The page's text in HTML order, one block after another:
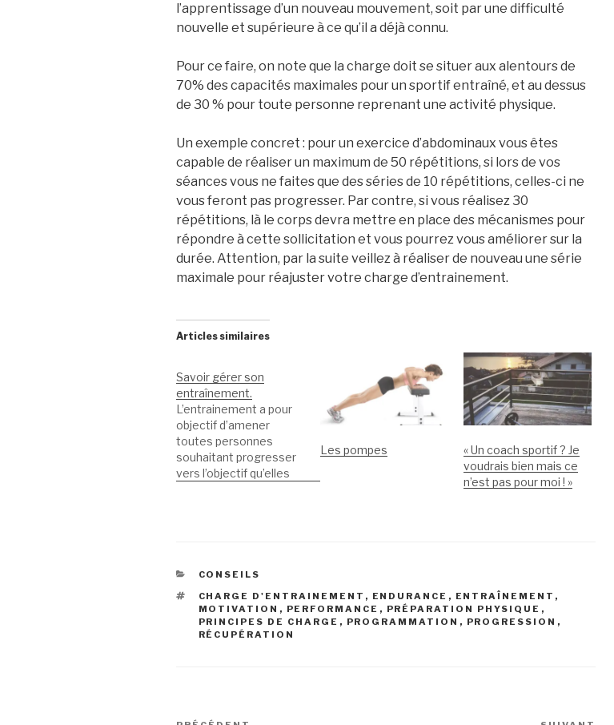
l’apprentissage d’un nouveau mouvement, soit par une difficulté
nouvelle et supérieure à ce qu’il a déjà connu.
Pour ce faire, on note que la charge doit se situer aux alentours de
70% des capacités maximales pour un sportif entraîné, et au dessus
de 30 % pour toute personne reprenant une activité physique.
Un exemple concret : pour un exercice d’abdominaux vous êtes
capable de réaliser un maximum de 50 répétitions, si lors de vos
séances vous ne faites que des séries de 10 répétitions, celles-ci ne
vous feront pas progresser. Par contre, si vous réalisez 30
répétitions, là le corps devra mettre en place des mécanismes pour
répondre à cette sollicitation et vous pourrez vous améliorer sur la
durée. Attention, par la suite veillez à réaliser de nouveau une série
maximale pour réajuster votre charge d’entrainement.
Articles similaires
Savoir gérer son
entraînement.
L’entrainement a pour
objectif d’amener
toutes personnes
souhaitant progresser
vers l’objectif qu’elles
principes qui sont :
et la surcharge La
progressivité La
spécificité
Les pompes
« Un coach sportif ? Je
voudrais bien mais ce
n’est pas pour moi ! »
CATÉGORIES
CONSEILS
ÉTIQUETTES
CHARGE D'ENTRAINEMENT , ENDURANCE , ENTRAÎNEMENT ,
MOTIVATION , PERFORMANCE , PRÉPARATION PHYSIQUE ,
PRINCIPES DE CHARGE , PROGRAMMATION , PROGRESSION ,
RÉCUPÉRATION
Navigation